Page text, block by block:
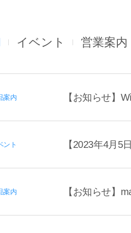
イベント 営業案内
案内 【お知らせ】
ント 【2023年4月5
案内 【お知らせ】